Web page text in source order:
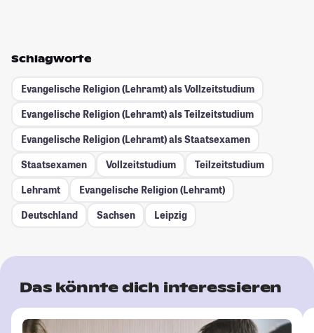
Schlagworte
Evangelische Religion (Lehramt) als Vollzeitstudium
Evangelische Religion (Lehramt) als Teilzeitstudium
Evangelische Religion (Lehramt) als Staatsexamen
Staatsexamen
Vollzeitstudium
Teilzeitstudium
Lehramt
Evangelische Religion (Lehramt)
Deutschland
Sachsen Leipzig
Das könnte dich interessieren